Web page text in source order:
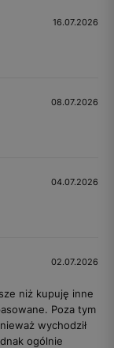
16.07.2026
08.07.2026
04.07.2026
02.07.2026
niż kupuję inne
Poza tym
wychodził
ogólnie